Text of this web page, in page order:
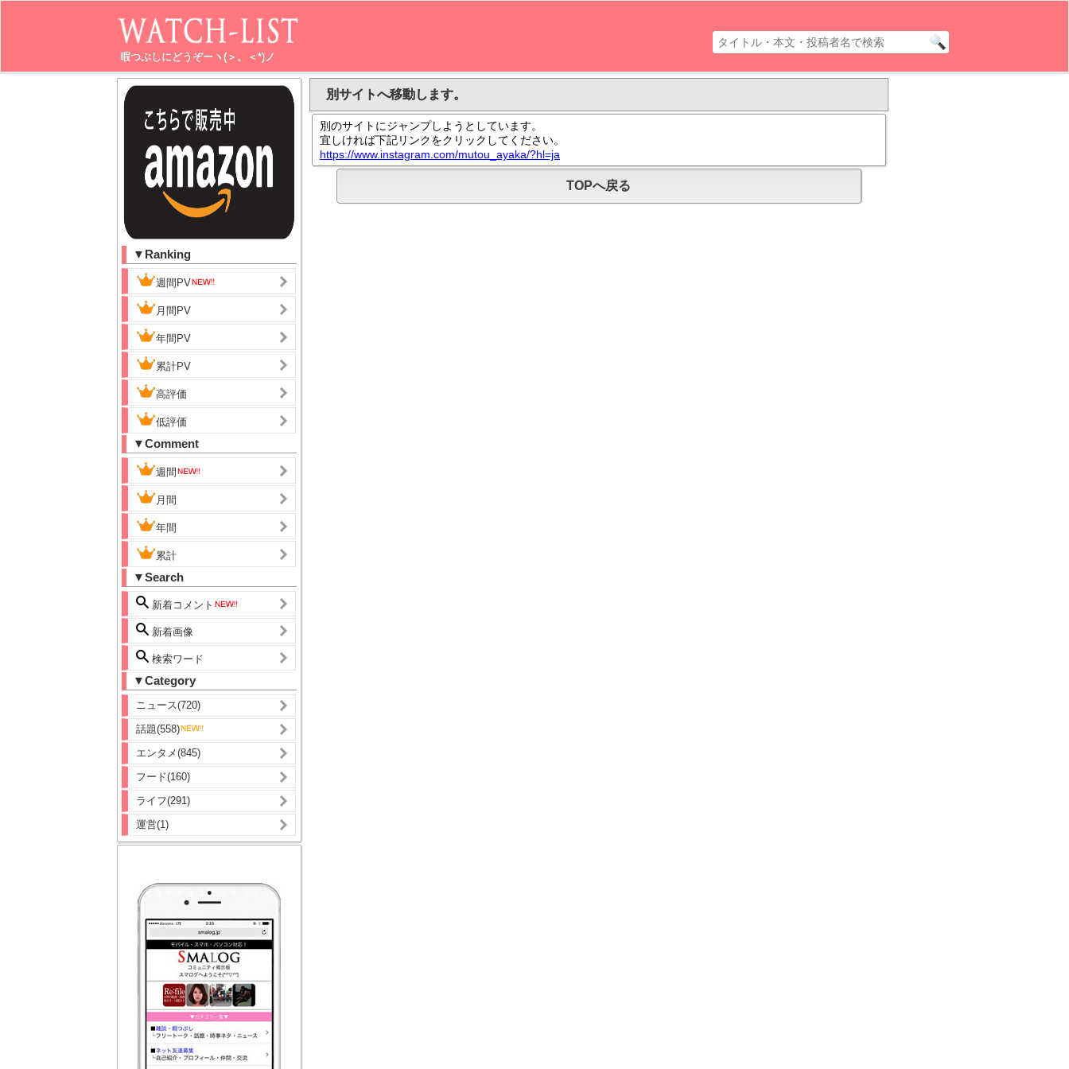
暇つぶしにどうぞーヽ(＞。＜*)ノ
▼Ranking
週間PV
月間PV
年間PV
累計PV
高評価
低評価
▼Comment
週間
月間
年間
累計
▼Search
新着コメント
新着画像
検索ワード
▼Category
ニュース(720)
話題(558)
エンタメ(845)
フード(160)
ライフ(291)
運営(1)
別サイトへ移動します。
別のサイトにジャンプしようとしています。
宜しければ下記リンクをクリックしてください。
https://www.instagram.com/mutou_ayaka/?hl=ja
TOPへ戻る